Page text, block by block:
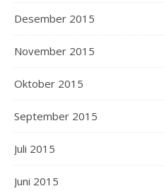
Desember 2015
November 2015
Oktober 2015
September 2015
Juli 2015
Juni 2015